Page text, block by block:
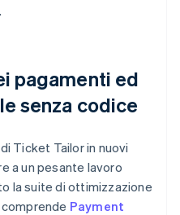
pagamenti ed
senza codice
Ticket Tailor in nuovi
a un pesante lavoro
la suite di ottimizzazione
Payment